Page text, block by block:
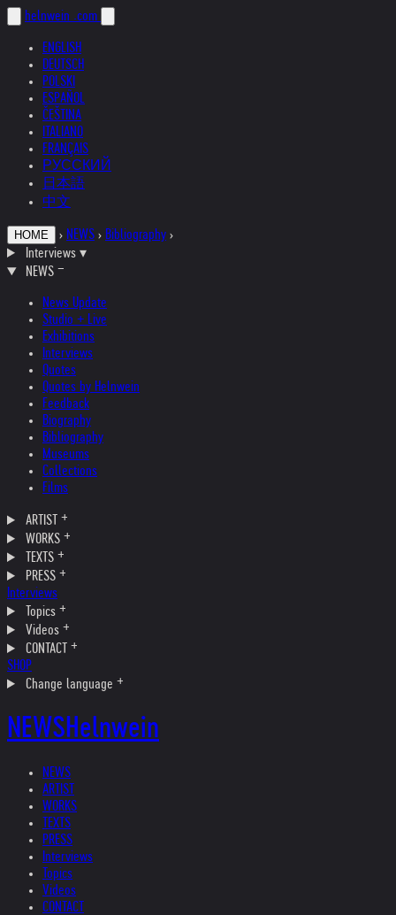
helnwein .com
ENGLISH
DEUTSCH
POLSKI
ESPAÑOL
ČEŠTINA
ITALIANO
FRANÇAIS
РУССКИЙ
日本語
中文
HOME › NEWS › Bibliography ›
Interviews ▾
NEWS
News Update
Studio + Live
Exhibitions
Interviews
Quotes
Quotes by Helnwein
Feedback
Biography
Bibliography
Museums
Collections
Films
ARTIST
WORKS
TEXTS
PRESS
Interviews
Topics
Videos
CONTACT
SHOP
Change language
NEWSHelnwein
NEWS
ARTIST
WORKS
TEXTS
PRESS
Interviews
Topics
Videos
CONTACT